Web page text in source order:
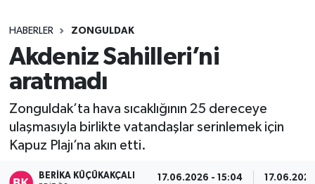
HABERLER ZONGULDAK
Akdeniz Sahilleri’ni
aratmadı
Zonguldak’ta hava sıcaklığının 25 dereceye
ulaşmasıyla birlikte vatandaşlar serinlemek için
Kapuz Plajı’na akın etti.
BERIKA KÜÇÜKAKÇALI 17.06.2026 - 15:04
Alaplı
Asayiş
Bartın
Tüm Manşetler
Son Dakika Haberleri
Haber Arşivi